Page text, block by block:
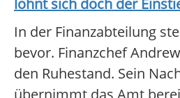
lohnt sich doch der
In der Finanzabteilung
bevor. Finanzchef
den Ruhestand. Sein